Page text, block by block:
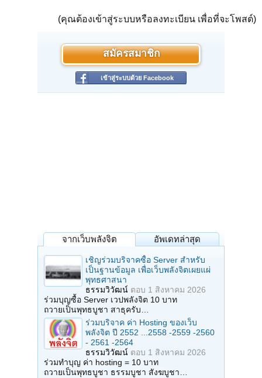
(คุณต้องเข้าสู่ระบบหรือลงทะเบียน เพื่อที่จะโพสต์)
สมัครสมาชิก
เข้าสู่ระบบด้วย Facebook
จากเว็บพลังจิต อัพเดทล่าสุด
เชิญร่วมบริจาคซื้อ Server สำหรับ
เป็นฐานข้อมูล เพื่อเว็บพลังจิตเผยแผ่
พุทธศาสนา
ธรรมวิวัฒน์ ตอบ 1 สิงหาคม 2026
ร่วมบุญซื้อ Server เวปพลังจิต 10 บาท
ถวายเป็นพุทธบูชา สาธุครับ…
ร่วมบริจาค ค่า Hosting ของเว็บ
พลังจิต ปี 2552 ...2558 -2559 -2560
- 2561 -2564
ธรรมวิวัฒน์ ตอบ 1 สิงหาคม 2026
ร่วมทำบุญ ค่า hosting = 10 บาท
ถวายเป็นพุทธบูชา ธรรมบูชา สังฆบูชา…